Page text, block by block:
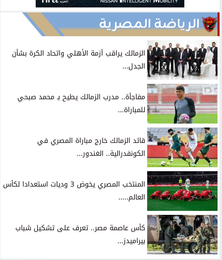
الرياضة المصرية
الزمالك يراقب أزمة الأهلي واتحاد الكرة بشأن
الجدل...
مفاجأة.. مدرب الزمالك يطيح بـ محمد صبحي
للمباراة...
قائد الزمالك خارج مباراة المصري في
الكونفدرالية.. الغندور...
المنتخب المصري يخوض 3 وديات استعدادا لكأس
العالم.....
كأس عاصمة مصر.. تعرف على تشكيل شباب
بيراميدز...